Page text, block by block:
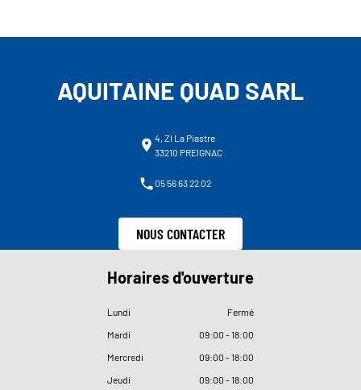
AQUITAINE QUAD SARL
4, ZI La Piastre
33210 PREIGNAC
05 56 63 22 02
NOUS CONTACTER
Horaires d'ouverture
Lundi
Fermé
Mardi
09:00 - 18:00
Mercredi
09:00 - 18:00
Jeudi
09:00 - 18:00